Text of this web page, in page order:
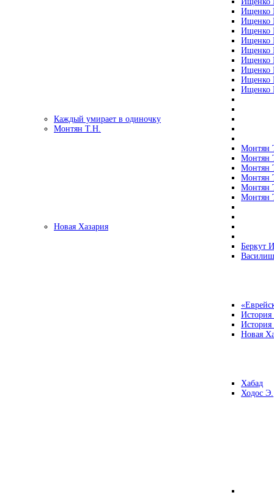
Ищенко
Ищенко
Ищенко
Ищенко
Ищенко
Ищенко
Ищенко
Ищенко
Ищенко
Каждый умирает в одиночку
Монтян Т.Н.
Монтян
Монтян
Монтян
Монтян
Монтян
Монтян
Новая Хазария
Беркут
Новая
Хабад
Ходос Э.